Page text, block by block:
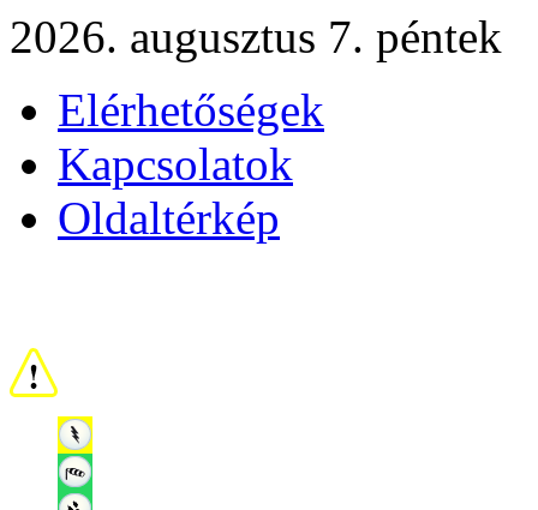
2026. augusztus 7. péntek
Elérhetőségek
Kapcsolatok
Oldaltérkép